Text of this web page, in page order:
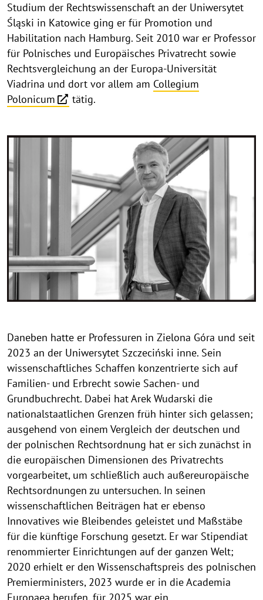
Studium der Rechtswissenschaft an der Uniwersytet
Śląski in Katowice ging er für Promotion und
Habilitation nach Hamburg. Seit 2010 war er Professor
für Polnisches und Europäisches Privatrecht sowie
Rechtsvergleichung an der Europa-Universität
Viadrina und dort vor allem am Collegium
Polonicum
tätig.
i
e
f
l
Daneben hatte er Professuren in Zielona Góra und seit
2023 an der Uniwersytet Szczeciński inne. Sein
wissenschaftliches Schaffen konzentrierte sich auf
Familien- und Erbrecht sowie Sachen- und
Grundbuchrecht. Dabei hat Arek Wudarski die
nationalstaatlichen Grenzen früh hinter sich gelassen;
ausgehend von einem Vergleich der deutschen und
der polnischen Rechtsordnung hat er sich zunächst in
die europäischen Dimensionen des Privatrechts
vorgearbeitet, um schließlich auch außereuropäische
Rechtsordnungen zu untersuchen. In seinen
wissenschaftlichen Beiträgen hat er ebenso
Innovatives wie Bleibendes geleistet und Maßstäbe
für die künftige Forschung gesetzt. Er war Stipendiat
renommierter Einrichtungen auf der ganzen Welt;
2020 erhielt er den Wissenschaftspreis des polnischen
Premierministers, 2023 wurde er in die Academia
Europaea berufen, für 2025 war ein